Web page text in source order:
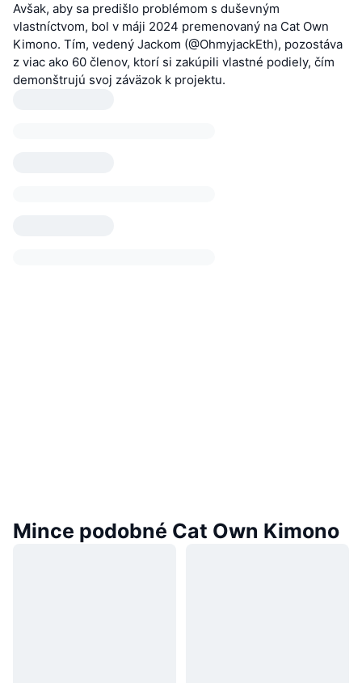
Avšak, aby sa predišlo problémom s duševným
vlastníctvom, bol v máji 2024 premenovaný na Cat Own
Kimono. Tím, vedený Jackom (@OhmyjackEth), pozostáva
z viac ako 60 členov, ktorí si zakúpili vlastné podiely, čím
demonštrujú svoj záväzok k projektu.
Mince podobné Cat Own Kimono